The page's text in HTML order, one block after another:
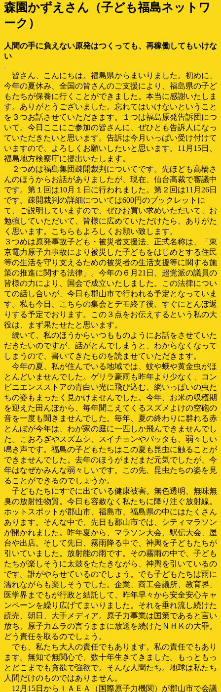
森園かずえさん（子ども福島ネットワ
ーク）
人間の手に負えない原発はつくっても、再稼働してもいけな
い
皆さん、こんにちは。福島県からまいりました。初めに、
今年の夏休み、全国の皆さんのご支援により、福島県の子ど
もたちが保養に行くことができました。本当に感謝いたしま
す。ありがとうございました。忘れてはいけないということ
を３つお話させていただきます。１つは福島原発告訴団につ
いて。今日ここにご参加の皆さんに、ぜひとも告訴人になっ
ていただきたいと思います。告訴は今月いっぱい受け付けて
いますので、よろしくお願いしたいと思います。11月15日、
福島地方検察庁に提出いたします。
２つめは福島集団疎開裁判についてです。先ほども高橋さ
んのほうからお話がありましたが、現在、仙台高裁で審議中
です。第１回は10月１日に行われました。第２回は11月26日
です。疎開裁判の詳細については600円のブックレットに
て、ご説明していますので、ぜひお買い求めいただいて、お
勉強していただいて、皆様に広めていただけたら、ありがた
く思います。こちらもよろしくお願い致します。
３つめは原発事故子ども・被災者支援法、正式名称は、「東
京電力原子力事故により被災した子どもをはじめとする住民
等の生活を守り支えるための被災者の生活支援等に関する施
策の推進に関する法律」。今年の６月21日、超党派の議員の
皆様の力により、国会で成立いたしました。この法律につい
ての話し合いが、今日も郡山市で行われる予定となっていま
す。私も今日、こちらの集会とデモ終了後、すぐにとんぼ返
りする予定でおります。この３点をお伝えするという私の大
役は、まず果たせたと思います。
続いて、私のほうからいつもものようにお話をさせていた
だきたいのですが、話がとんでしまうと、わからなくなって
しまうので、書いてきたものを読ませていただきます。
今年の夏、私が住んでいる地域では、蚊や蛾や黄金虫がほ
とんどいませんでした。ゲリラ豪雨も昨年より少なく、コン
ビニエンスストアの青白い光に飛び込む、網いっぱいの虫た
ちの姿もまったく見かけませんでした。今年、お米の収穫期
を迎えた田んぼから、毎年聞こえてくるスズメよけの空砲の
音を一度も聞きませんでした。毎年、夏の終わりに群れる赤
とんぼが今年は、わが家の庭に一匹しか飛んできませんでし
た。こおろぎやスズムシ、スイチョンやバッタも、弱々しい
鳴き声です。福島の子どもたちはこの夏も昆虫に触ることが
できませんでした。去年のほうがまだまだ元気でしたが、今
年はなぜかみんな弱々しいです。この先、昆虫たちの姿を見
ることができるのでしょうか。
子どもたちにすでに出ている健康被害。無色透明、無味無
臭の放射性物質。今日も容赦なく私たちに降り注ぐ放射線。
ホットスポットが郡山市、福島市、福島県の中にはたくさん
あります。そんな中で、先日も郡山市では、シティマラソン
が開かれました。昨年夏から、マラソン大会、駅伝大会、屋
台や出店。そして先日、霧雨降る中で、神輿を子どもたちが
引いていました。放射能の雨です。その霧雨の中で、子ども
たちが楽しそうに太鼓をたたきながら、神輿を引いているの
です。誰がやらせているのでしょう。でも子どもたちは雨に
濡れながらも楽しそうでした。企業、商工会議所、教育界、
医学界までもが行政と結託して、昨年早々から安全安心キャ
ンペーンを繰り広げてまいりました。それを垂れ流し続けた
読売、朝日、大手メディア。原子力事業は国策であると言い
放ち、原子力ムラの言うままに放送を続けたＮＨＫの大罪。
どう責任を取るのでしょう。
でも、私たち大人の責任でもあります。私の責任でもあり
ます。無知で無関心で、数十年生きてきました。もっともっ
とどこまでも貪欲で強欲で。そんな人間たち。地球は私たち
人間だけのものではありません。
12月15日からＩＡＥＡ（国際原子力機関）が郡山市で会議